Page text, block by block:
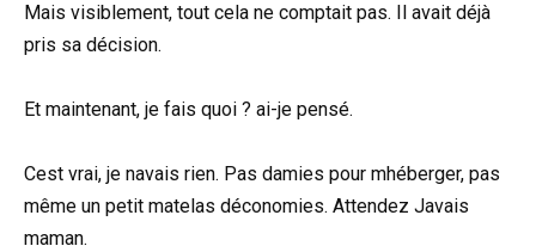
Mais visiblement, tout cela ne comptait pas. Il avait déjà
pris sa décision.
Et maintenant, je fais quoi ? ai-je pensé.
Cest vrai, je navais rien. Pas damies pour mhéberger, pas
même un petit matelas déconomies. Attendez Javais
maman.